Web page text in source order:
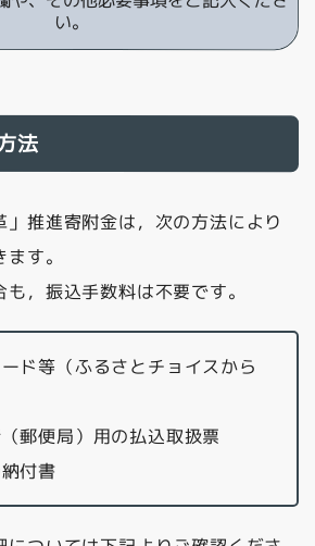
い。
法
推進寄附金は，次の方法により
す。
，振込手数料は不要です。
ド等（ふるさとチョイスから
郵便局）用の払込取扱票
付書